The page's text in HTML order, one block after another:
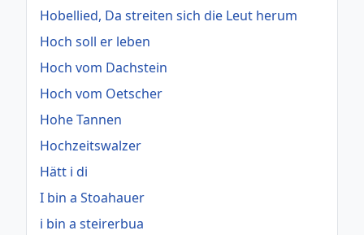
Hobellied, Da streiten sich die Leut herum
Hoch soll er leben
Hoch vom Dachstein
Hoch vom Oetscher
Hohe Tannen
Hochzeitswalzer
Hätt i di
I bin a Stoahauer
i bin a steirerbua